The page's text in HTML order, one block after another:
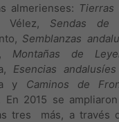
almerienses: Tierras
Vélez, Sendas de
Semblanzas
Montañas de
Esencias andalusíes
y Caminos de
En 2015 se
tres más, a través